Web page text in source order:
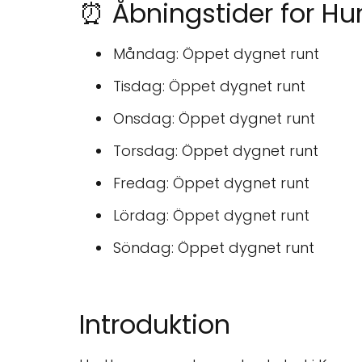
⏰ Åbningstider for
Måndag: Öppet dygnet runt
Tisdag: Öppet dygnet runt
Onsdag: Öppet dygnet runt
Torsdag: Öppet dygnet runt
Fredag: Öppet dygnet runt
Lördag: Öppet dygnet runt
Söndag: Öppet dygnet runt
Introduktion